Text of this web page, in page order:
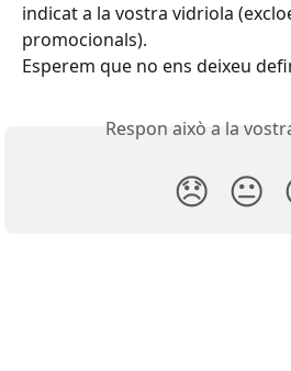
indicat a la vostra vidriola
promocionals).
Esperem que no ens deixeu
Respon això a la
😞 😐